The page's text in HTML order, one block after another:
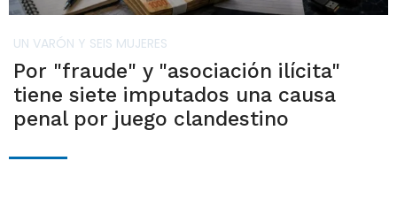
UN VARÓN Y SEIS MUJERES
Por "fraude" y "asociación ilícita"
tiene siete imputados una causa
penal por juego clandestino